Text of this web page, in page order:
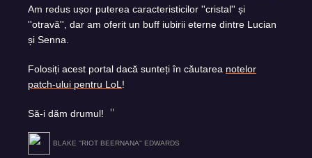
Am redus ușor puterea caracteristicilor ''cristal'' și
''otravă'', dar am oferit un buff iubirii eterne dintre Lucian
și Senna.
Folosiți acest portal dacă sunteți în căutarea notelor
patch-ului pentru LoL !
Să-i dăm drumul!
BLAKE ''RIOT BEERNANA'' EDWARDS